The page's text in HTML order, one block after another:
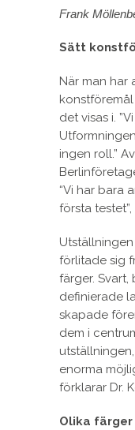
Frank
Sätt
När man har
det visas i.
ingen roll.”
“Vi har bara
första
förlitade sig
färger.
definierade
skapade
dem i
enorma
förklarar Dr.
Olika färger